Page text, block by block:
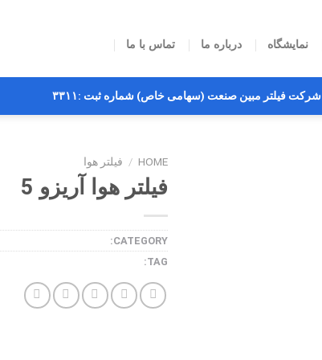
نمایشگاه درباره ما تماس با ما
شرکت فیلتر مبین صنعت (سهامی خاص) شماره ثبت :۳۳۱۱
HOME
/ فیلتر هوا
فیلتر هوا آریزو 5
CATEGORY:
TAG: